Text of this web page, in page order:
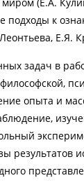
(Е.А.
подходы к
Е.Я.
задач в
опыта и
результатов